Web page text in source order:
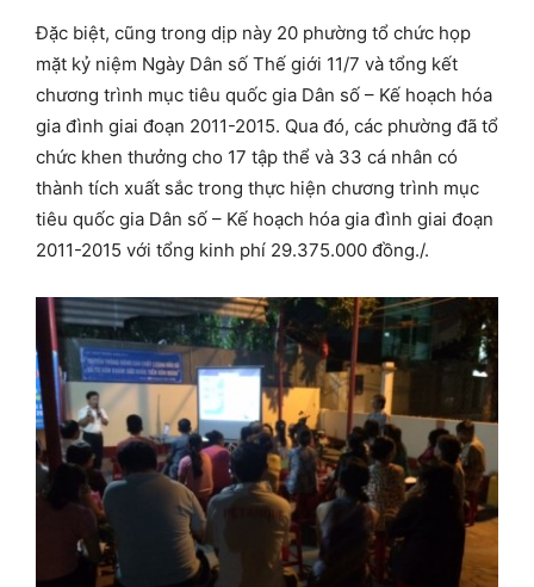
Đặc biệt, cũng trong dịp này 20 phường tổ chức họp
mặt kỷ niệm Ngày Dân số Thế giới 11/7 và tổng kết
chương trình mục tiêu quốc gia Dân số – Kế hoạch hóa
gia đình giai đoạn 2011-2015. Qua đó, các phường đã tổ
chức khen thưởng cho 17 tập thể và 33 cá nhân có
thành tích xuất sắc trong thực hiện chương trình mục
tiêu quốc gia Dân số – Kế hoạch hóa gia đình giai đoạn
2011-2015 với tổng kinh phí 29.375.000 đồng./.